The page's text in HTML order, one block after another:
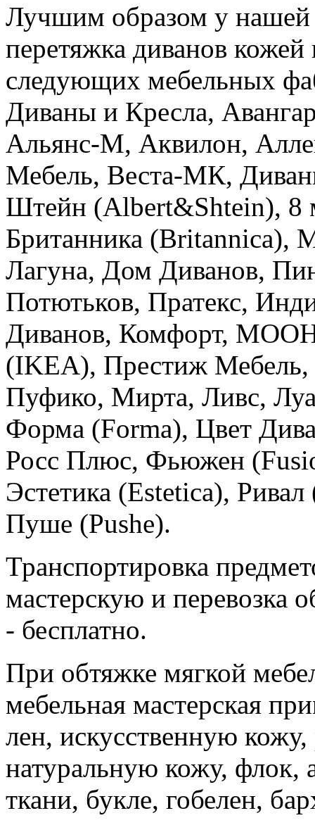
Лучшим образом у нашей
перетяжка диванов
следующих мебельных
Диваны и Кресла,
Альянс-М, Аквилон,
Мебель, Веста-МК,
Штейн (Albert&Shtein), 8
Британника (Britannica),
Лагуна, Дом Диванов,
Потютьков, Пратекс,
Диванов, Комфорт,
(IKEA), Престиж
Пуфико, Мирта, Ливс,
Форма (Forma), Цвет
Росс Плюс, Фьюжен
Эстетика (Estetica),
Пуше (Pushe).
Транспортировка
мастерскую и перевозка
- бесплатно.
При обтяжке мягкой
мебельная мастерская
лен, искусственную
натуральную кожу, флок,
ткани, букле, гобелен,